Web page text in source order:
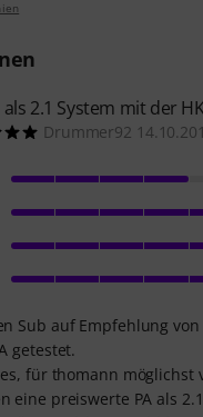
2.1 System mit der
Drummer92
Sub auf Empfehlung
getestet.
für thomann möglichst
eine preiswerte PA als